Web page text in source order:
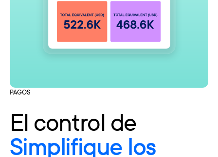
PAGOS
El control de
Simplifique los